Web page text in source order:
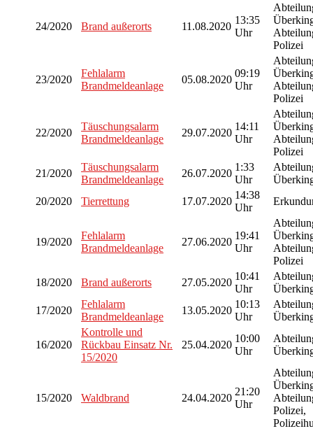
24/2020 Brand außerorts 11.08.2020
13:35
Uhr
Polizei
23/2020
Fehlalarm
Brandmeldeanlage
05.08.2020
09:19
Uhr
Polizei
22/2020
Täuschungsalarm
Brandmeldeanlage
29.07.2020
14:11
Uhr
Polizei
21/2020
Täuschungsalarm
Brandmeldeanlage
26.07.2020
1:33
Uhr
20/2020
Tierrettung 17.07.2020
14:38
Uhr
19/2020
Fehlalarm
Brandmeldeanlage
27.06.2020
19:41
Uhr
Polizei
18/2020
Brand außerorts 27.05.2020
10:41
Uhr
17/2020
Fehlalarm
Brandmeldeanlage
13.05.2020
10:13
Uhr
16/2020
Kontrolle und
Rückbau Einsatz Nr.
15/2020
25.04.2020
10:00
Uhr
15/2020 Waldbrand 24.04.2020
21:20
Uhr
Polizei,